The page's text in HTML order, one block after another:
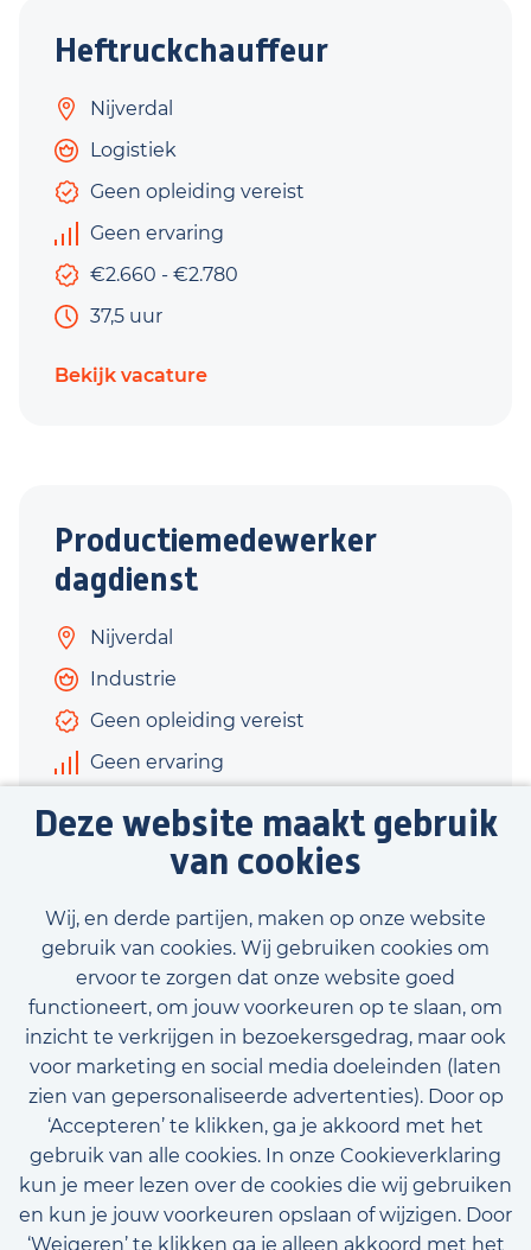
Deze website maakt gebruik
van cookies
Wij, en derde partijen, maken op onze website
gebruik van cookies. Wij gebruiken cookies om
ervoor te zorgen dat onze website goed
functioneert, om jouw voorkeuren op te slaan, om
inzicht te verkrijgen in bezoekersgedrag, maar ook
voor marketing en social media doeleinden (laten
zien van gepersonaliseerde advertenties). Door op
‘Accepteren’ te klikken, ga je akkoord met het
gebruik van alle cookies. In onze Cookieverklaring
kun je meer lezen over de cookies die wij gebruiken
en kun je jouw voorkeuren opslaan of wijzigen. Door
‘Weigeren’ te klikken ga je alleen akkoord met het
Heftruckchauffeur
Nijverdal
Logistiek
Geen opleiding vereist
Geen ervaring
€2.660 - €2.780
37,5 uur
Bekijk vacature
Productiemedewerker
dagdienst
Nijverdal
Industrie
Geen opleiding vereist
Geen ervaring
€2.500 - €2.870
Bekijk vacature
Bekijk onze beschikbare vacatures